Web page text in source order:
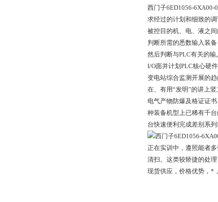
西门子6ED1056-6XA00-
求经过的计划和细致的
被控目的机、电、液之
判断所需的悉数输入装
然后判断与PLC有关的
I/O面并计划PLC核心硬
变电站综合监测开展的
在、有用“发明”的讲上
电气产物防爆及格证证
种装备机型上已稀有千
台快速便利完成差别系
正在实训中，遵照能者
清扫。这类较矫捷的处
现货供应，价格优势，*